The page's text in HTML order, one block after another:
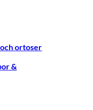
ortoser
&